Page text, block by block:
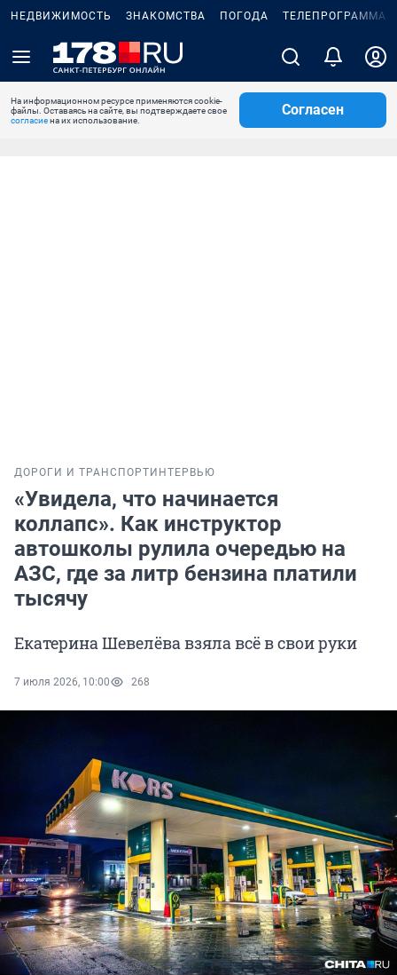
НЕДВИЖИМОСТЬ ЗНАКОМСТВА ПОГОДА ТЕЛЕПРОГРАММА
На информационном ресурсе применяются cookie-
файлы. Оставаясь на сайте, вы подтверждаете свое
согласиена их использование.
Согласен
ДОРОГИ И ТРАНСПОРТ ИНТЕРВЬЮ
«Увидела, что начинается
коллапс». Как инструктор
автошколы рулила очередью на
АЗС, где за литр бензина платили
тысячу
Екатерина Шевелёва взяла всё в свои руки
7 июля 2026, 10:00 268